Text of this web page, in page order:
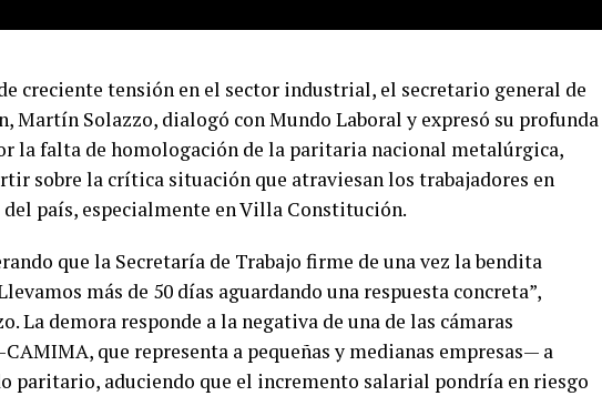
creciente tensión en el sector industrial, el secretario general de
Martín Solazzo, dialogó con Mundo Laboral y expresó su profunda
la falta de homologación de la paritaria nacional metalúrgica,
sobre la crítica situación que atraviesan los trabajadores en
país, especialmente en Villa Constitución.
que la Secretaría de Trabajo firme de una vez la bendita
más de 50 días aguardando una respuesta concreta”,
La demora responde a la negativa de una de las cámaras
que representa a pequeñas y medianas empresas— a
paritario, aduciendo que el incremento salarial pondría en riesgo